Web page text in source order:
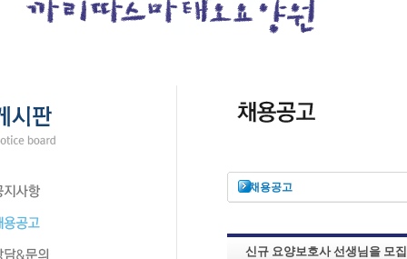
채용공고
신규 요양보호사 선생님을 모